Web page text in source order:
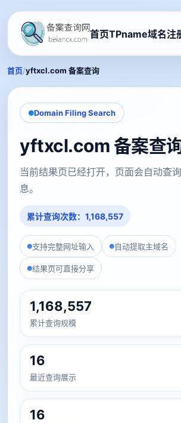
首页TPname域名注
首页/yftxcl.com 备案查询
Domain Filing Search
yftxcl.com 备案查
当前结果页已经打开，页面会自动查
息。
累计查询次数：1,168,557
支持完整网址输入 自动提取主域名
结果页可直接分享
1,168,557
累计查询规模
16
最近查询展示
16